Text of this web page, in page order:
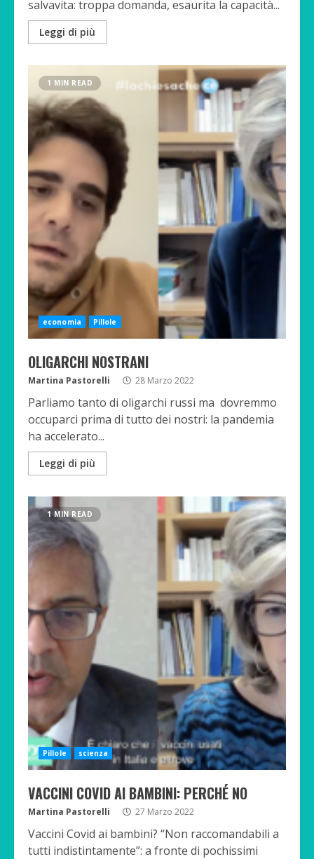
salvavita: troppa domanda, esaurita la capacità...
Leggi di più
1 MIN READ
economia Pillole
OLIGARCHI NOSTRANI
Martina Pastorelli 28 Marzo 2022
Parliamo tanto di oligarchi russi ma dovremmo
occuparci prima di tutto dei nostri: la pandemia
ha accelerato...
Leggi di più
1 MIN READ
Pillole scienza
VACCINI COVID AI BAMBINI: PERCHÉ NO
Martina Pastorelli 27 Marzo 2022
Vaccini Covid ai bambini? “Non raccomandabili a
tutti indistintamente”: a fronte di pochissimi